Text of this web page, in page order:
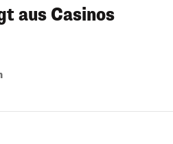
aus Casinos